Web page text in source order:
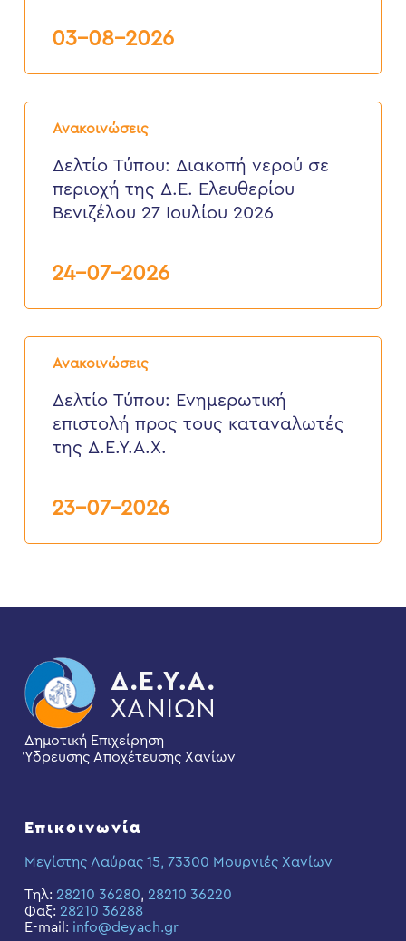
Σούδας,
έως
2026
03-08-2026
Ανακοινώσεις
Δελτίο
Τύπου:
νερού
περιοχή
2026
Δελτίο Τύπου: Διακοπή νερού σε
περιοχή της Δ.Ε. Ελευθερίου
Βενιζέλου 27 Ιουλίου 2026
24-07-2026
Ανακοινώσεις
Δελτίο
Τύπου:
επιστολή
προς
τους
καταναλωτές
Δελτίο Τύπου: Eνημερωτική
επιστολή προς τους καταναλωτές
της Δ.Ε.Υ.Α.Χ.
23-07-2026
Δημοτική Επιχείρηση
Ύδρευσης Αποχέτευσης Χανίων
Επικοινωνία
Μεγίστης Λαύρας 15, 73300 Μουρνιές Χανίων
Τηλ: 28210 36280, 28210 36220
Φαξ: 28210 36288
E-mail: info@deyach.gr